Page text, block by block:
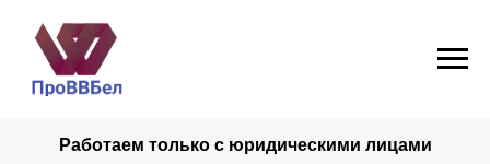
Работаем только с юридическими лицами